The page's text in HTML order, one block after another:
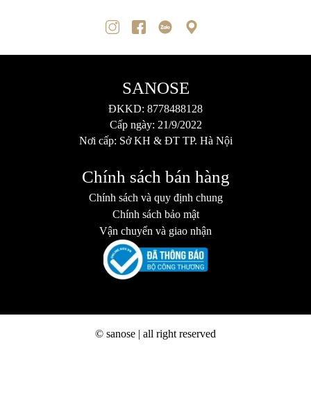
SANOSE
ĐKKD: 8778488128
Cấp ngày: 21/9/2022
Nơi cấp: Sở KH & ĐT TP. Hà Nội
Chính sách bán hàng
Chính sách và quy định chung
Chính sách bảo mật
Vận chuyển và giao nhận
© sanose | all right reserved